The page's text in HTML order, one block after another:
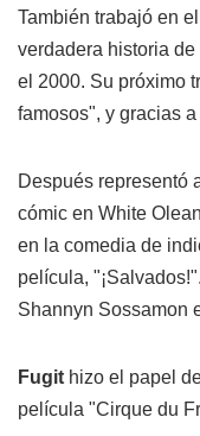
También trabajó en
verdadera historia
el 2000. Su próximo
famosos", y gracias
Después representó
cómic en White
en la comedia de
película,
Shannyn Sossamon
Fugit hizo el papel
película "Cirque du